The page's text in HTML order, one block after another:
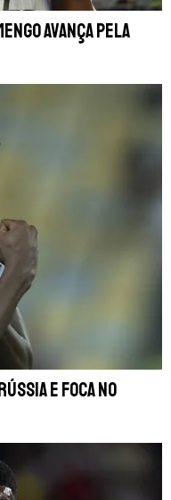
avança pela
e foca no